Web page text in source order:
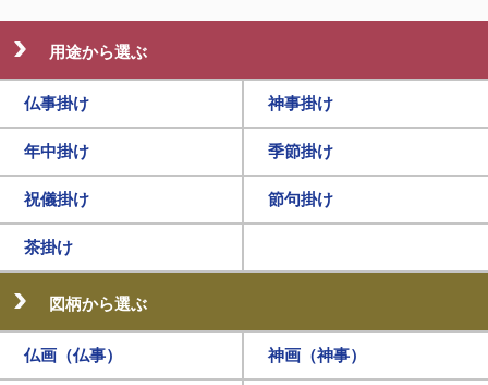
用途から選ぶ
仏事掛け 神事掛け
年中掛け 季節掛け
祝儀掛け 節句掛け
茶掛け
図柄から選ぶ
仏画（仏事） 神画（神事）